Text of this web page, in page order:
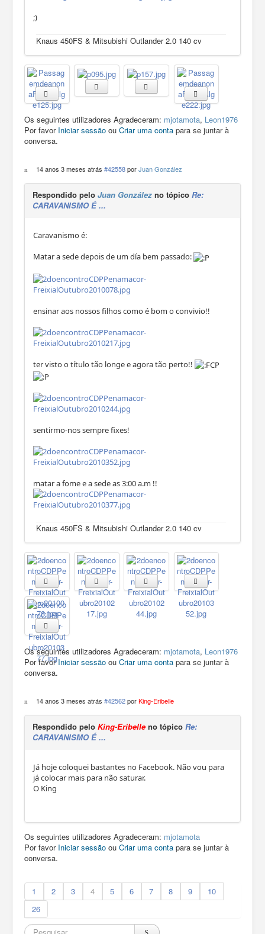
;)
Knaus 450FS & Mitsubishi Outlander 2.0 140 cv
Os seguintes utilizadores Agradeceram: mjotamota, Leon1976
Por favor Iniciar sessão ou Criar uma conta para se juntar à
conversa.
14 anos 3 meses atrás #42558 porJuan González
Respondido pelo Juan González no tópico Re:
CARAVANISMO É ...
Caravanismo é:
Matar a sede depois de um día bem passado:
ensinar aos nossos filhos como é bom o convivio!!
ter visto o título tão longe e agora tão perto!!
sentirmo-nos sempre fixes!
matar a fome e a sede as 3:00 a.m !!
Knaus 450FS & Mitsubishi Outlander 2.0 140 cv
Os seguintes utilizadores Agradeceram: mjotamota, Leon1976
Por favorIniciar sessão ou Criar uma conta para se juntar à
conversa.
14 anos 3 meses atrás #42562 porKing-Eribelle
Respondido pelo King-Eribelleno tópico Re:
CARAVANISMO É ...
Já hoje coloquei bastantes no Facebook. Não vou para
já colocar mais para não saturar.
O King
Os seguintes utilizadores Agradeceram: mjotamota
Por favor Iniciar sessão ou Criar uma conta para se juntar à
conversa.
1 2 3 4 5 6 7 8 9
10
26